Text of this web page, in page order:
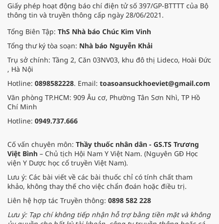
Giấy phép hoạt động báo chí điện tử số 397/GP-BTTTT của Bộ
thông tin và truyền thông cấp ngày 28/06/2021.
Tổng Biên Tập: ThS Nhà báo Chúc Kim Vinh
Tổng thư ký tòa soạn: Nhà báo Nguyễn Khải
Trụ sở chính: Tầng 2, Căn 03NV03, khu đô thị Lideco, Hoài Đức
, Hà Nội
Hotline: 0898582228. Email: toasoansuckhoeviet@gmail.com
Văn phòng TP.HCM: 909 Âu cơ, Phường Tân Sơn Nhì, TP Hồ
Chí Minh
Hotline: 0949.737.666
Cố vấn chuyên môn: Thầy thuốc nhân dân - GS.TS Trương
Việt Bình – Chủ tịch Hội Nam Y Việt Nam. (Nguyên GĐ Học
viện Y Dược học cổ truyền Việt Nam).
Lưu ý: Các bài viết về các bài thuốc chỉ có tính chất tham
khảo, không thay thế cho việc chẩn đoán hoặc điều trị.
Liên hệ hợp tác Truyền thông: 0898 582 228
Lưu ý: Tạp chí không tiếp nhận hỗ trợ bằng tiền mặt và không